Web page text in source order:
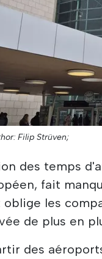
Filip Strüven;
des temps
fait
oblige les
de plus en
des